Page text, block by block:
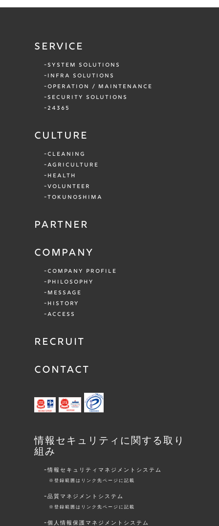
SERVICE
SYSTEM SOLUTIONS
INFRA SOLUTIONS
OPERATION / MAINTENANCE
SECURITY SOLUTIONS
24365
CULTURE
CLEANING
AGRICULTURE
HEALTH
VOLUNTEER
TOKUNOSHIMA
PARTNER
COMPANY
COMPANY PROFILE
PHILOSOPHY
MESSAGE
HISTORY
ACCESS
RECRUIT
CONTACT
情報セキュリティに関する取り
組み
情報セキュリティマネジメントシステム
※登録範囲はリンク先ページに記載
品質マネジメントシステム
※登録範囲はリンク先ページに記載
個人情報保護マネジメントシステム